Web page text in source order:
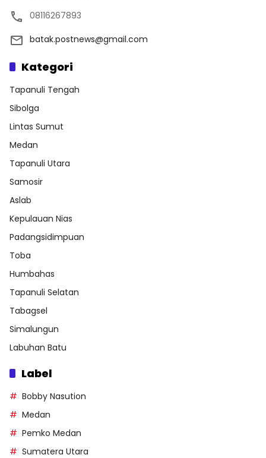
08116267893
batak.postnews@gmail.com
Kategori
Tapanuli Tengah
Sibolga
Lintas Sumut
Medan
Tapanuli Utara
Samosir
Aslab
Kepulauan Nias
Padangsidimpuan
Toba
Humbahas
Tapanuli Selatan
Tabagsel
Simalungun
Labuhan Batu
Label
Bobby Nasution
Medan
Pemko Medan
Sumatera Utara